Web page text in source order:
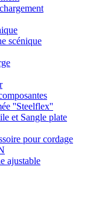
scénique
''Steelflex''
et Sangle plate
pour cordage
ajustable